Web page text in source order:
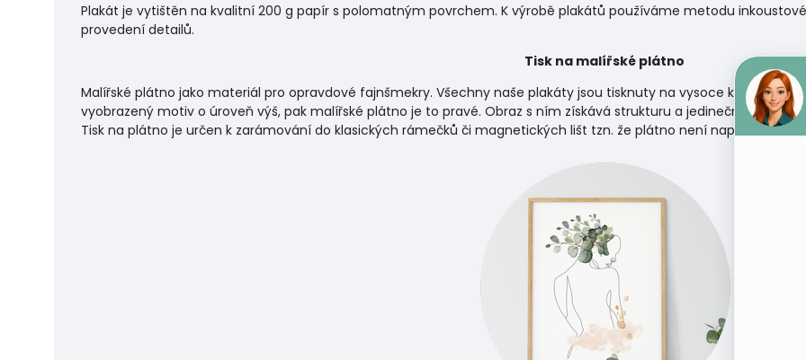
Plakát je vytištěn na kvalitní 200 g papír s polomatným povrchem. K výrobě plakátů používáme metodu
provedení detailů.
Tisk na malířské plátno
Malířské plátno jako materiál pro opravdové fajnšmekry. Všechny naše plakáty jsou tisknuty na vysoce kvalitní
vyobrazený motiv o úroveň výš, pak malířské plátno je to pravé. Obraz s ním získává strukturu a jedinečnou
Tisk na plátno je určen k zarámování do klasických rámečků či magnetických lišt tzn. že plátno není napnuto na